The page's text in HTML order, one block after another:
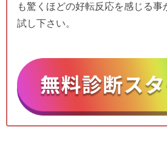
も驚くほどの好転反応を感じる事
試し下さい。